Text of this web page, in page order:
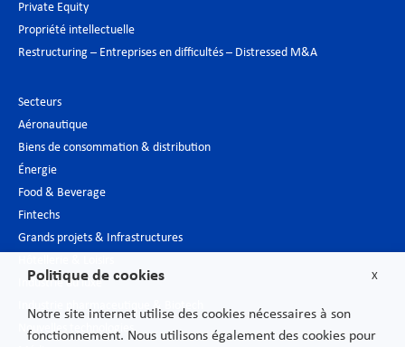
Private Equity
Propriété intellectuelle
Restructuring – Entreprises en difficultés – Distressed M&A
Secteurs
Aéronautique
Biens de consommation & distribution
Énergie
Food & Beverage
Fintechs
Grands projets & Infrastructures
Industrie du luxe
Industrie pharmaceutique & Biotech
Nouvelles technologies
X
Politique de cookies
Notre site internet utilise des cookies nécessaires à son
fonctionnement. Nous utilisons également des cookies pour